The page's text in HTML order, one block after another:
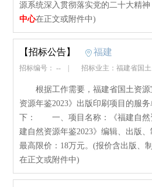
源系统深入贯彻落实党的二十大精
中心在正文或附件中)
【招标公告】 福建
招标编号： -- 招标业主：福建省国
根据工作需要，福建省国土资源
资源年鉴2023》出版印刷项目的服
下： 一、项目名称：《福建自然
建自然资源年鉴2023》编辑、出
最高限价：18万元。(报价含出版、
在正文或附件中)